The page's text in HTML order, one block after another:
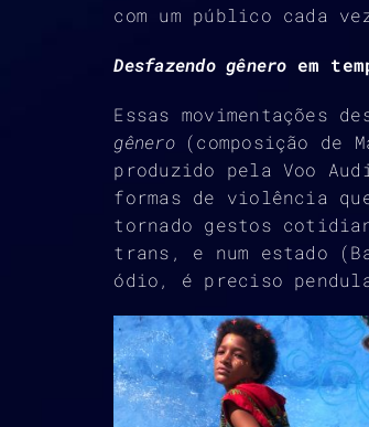
com um público cada
Desfazendo gênero em
Essas movimentações
gênero (composição de
produzido pela Voo
formas de violência
tornado gestos
trans, e num estado
ódio, é preciso